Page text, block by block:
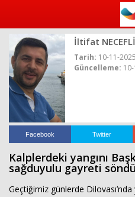
İltifat NECEFLİ
Tarih: 10-11-
Güncelleme:
Facebook Twitter
Kalplerdeki yangını
sağduyulu gayreti
Geçtiğimiz günlerde